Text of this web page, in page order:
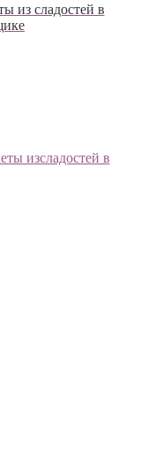
из сладостей в